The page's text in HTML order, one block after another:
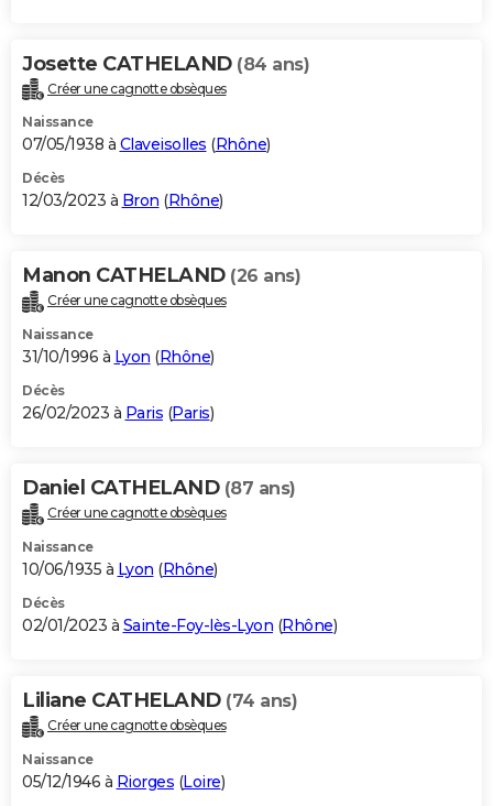
Josette CATHELAND (84 ans)
Créer une cagnotte obsèques
Naissance
07/05/1938 à Claveisolles (Rhône)
Décès
12/03/2023 à Bron (Rhône)
Manon CATHELAND (26 ans)
Créer une cagnotte obsèques
Naissance
31/10/1996 à Lyon (Rhône)
Décès
26/02/2023 à Paris (Paris)
Daniel CATHELAND (87 ans)
Créer une cagnotte obsèques
Naissance
10/06/1935 à Lyon (Rhône)
Décès
02/01/2023 à Sainte-Foy-lès-Lyon (Rhône)
Liliane CATHELAND (74 ans)
Créer une cagnotte obsèques
Naissance
05/12/1946 à Riorges (Loire)